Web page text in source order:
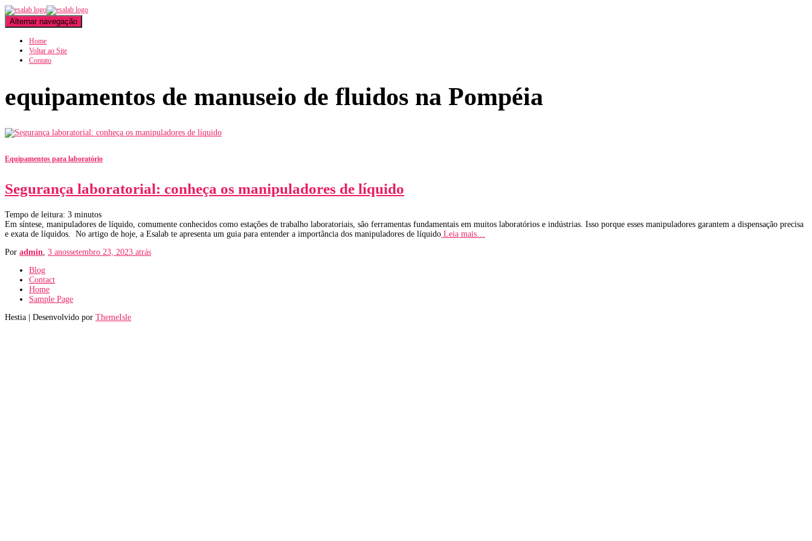
Alternar navegação
Home
Voltar ao Site
Contato
equipamentos de manuseio de fluidos na Pompéia
Equipamentos para laboratório
Segurança laboratorial: conheça os manipuladores de líquido
Tempo de leitura: 3 minutos
Em síntese, manipuladores de líquido, comumente conhecidos como estações de trabalho laboratoriais, são ferramentas fundamentais em muitos laboratórios e indústrias. Isso porque esses manipuladores garantem a dispensação precisa
e exata de líquidos. No artigo de hoje, a Esalab te apresenta um guia para entender a importância dos manipuladores de líquido Leia mais…
Por admin 3 anossetembro 23, 2023 atrás
Blog
Contact
Home
Sample Page
Hestia | Desenvolvido por ThemeIsle